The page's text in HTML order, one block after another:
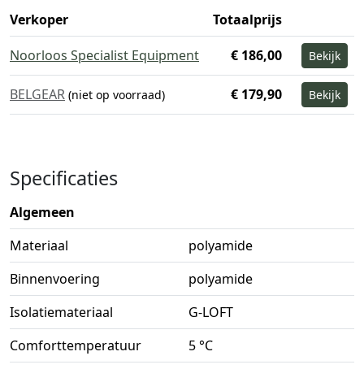
Verkoper
Totaalprijs
Noorloos Specialist Equipment
€ 186,00 Bekijk
BELGEAR (niet op voorraad) € 179,90 Bekijk
Specificaties
Algemeen
Materiaal
polyamide
Binnenvoering
polyamide
Isolatiemateriaal
G-LOFT
Comforttemperatuur
5 °C